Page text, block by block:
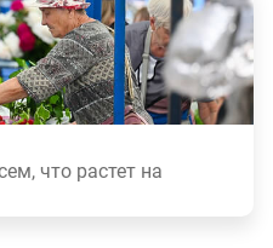
что растет на